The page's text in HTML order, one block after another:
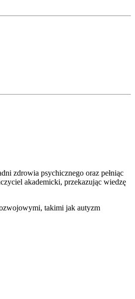
zdro­wia psy­chicz­ne­go oraz peł­niąc
aka­de­mic­ki, prze­ka­zu­jąc wie­dzę
taki­mi jak autyzm